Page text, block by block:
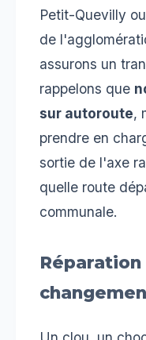
Petit-Quevilly
de
assurons un
rappelons que
sur autoroute,
prendre en
sortie de l'axe
quelle route
communale.